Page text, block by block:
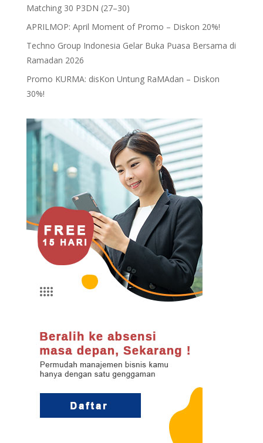
Matching 30 P3DN (27–30)
APRILMOP: April Moment of Promo – Diskon 20%!
Techno Group Indonesia Gelar Buka Puasa Bersama di
Ramadan 2026
Promo KURMA: disKon Untung RaMAdan – Diskon
30%!